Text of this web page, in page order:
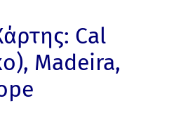
Cal
Madeira,